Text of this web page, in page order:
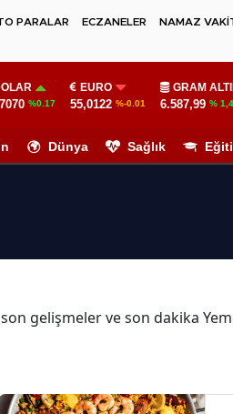
PARALAR ECZANELER
NAMAZ
%0.17
EURO
55,0122 %-0.01
GRAM
6.587,99 %
Dünya Sağlık
gelişmeler ve son dakika